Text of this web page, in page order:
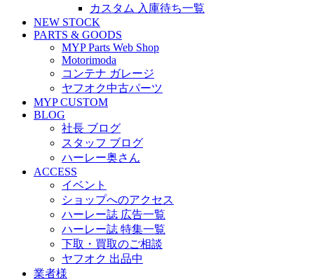
カスタム 入庫待ち一覧
NEW STOCK
PARTS & GOODS
MYP Parts Web Shop
Motorimoda
コンテナ ガレージ
ヤフオク中古パーツ
MYP CUSTOM
BLOG
社長 ブログ
スタッフ ブログ
ハーレー奥さん
ACCESS
イベント
ショップへのアクセス
ハーレー誌 広告一覧
ハーレー誌 特集一覧
下取・買取のご相談
ヤフオク 出品中
業者様